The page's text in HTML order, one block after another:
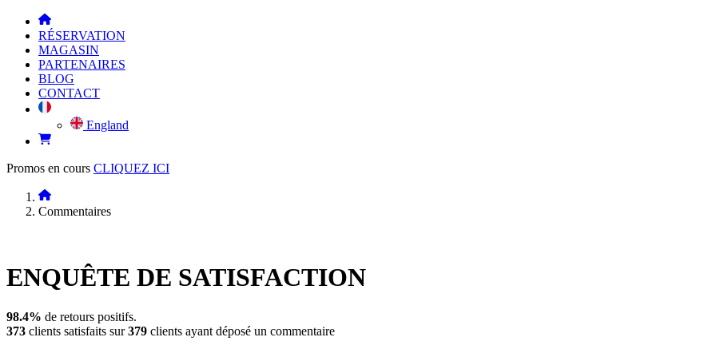
RÉSERVATION
MAGASIN
PARTENAIRES
BLOG
CONTACT
England
Promos en cours CLIQUEZ ICI
Commentaires
ENQUÊTE DE SATISFACTION
98.4% de retours positifs.
373 clients satisfaits sur379 clients ayant déposé un commentaire